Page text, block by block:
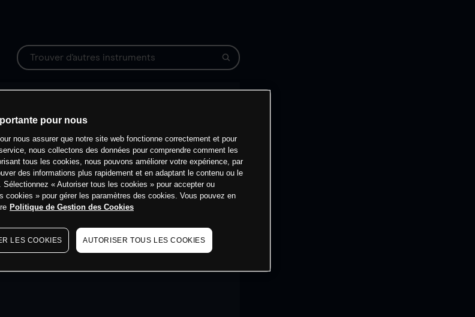
pour nous
nous assurer que notre site web fonctionne correctement et pour
nous collectons des données pour comprendre comment les
tous les cookies, nous pouvons améliorer votre expérience, par
des informations plus rapidement et en adaptant le contenu ou le
« Autoriser tous les cookies » pour accepter ou
cookies » pour gérer les paramètres des cookies. Vous pouvez en
Politique de Gestion des Cookies
LES COOKIES AUTORISER TOUS LES COOKIES